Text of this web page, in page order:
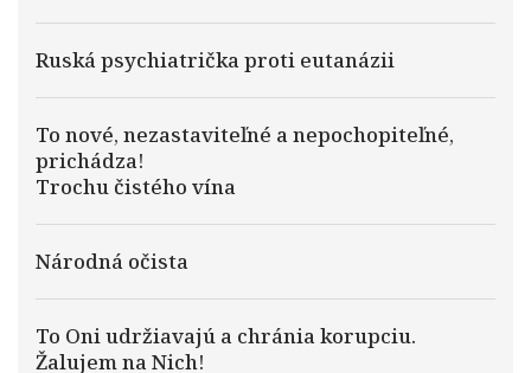
Ruská psychiatrička proti eutanázii
To nové, nezastaviteľné a nepochopiteľné,
prichádza!
Trochu čistého vína
Národná očista
To Oni udržiavajú a chránia korupciu.
Žalujem na Nich!